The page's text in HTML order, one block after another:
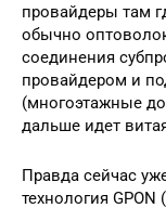
провайдеры там
обычно
соединения
провайдером и
(многоэтажные
дальше идет
Правда сейчас
технология GPON